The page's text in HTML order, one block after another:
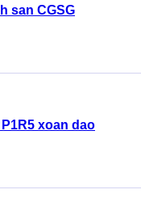
san CGSG
xoan dao